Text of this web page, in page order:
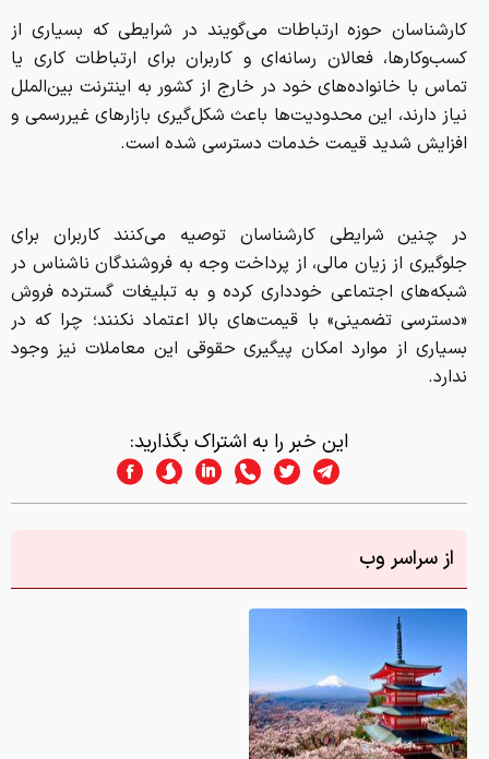
کارشناسان حوزه ارتباطات می‌گویند در شرایطی که بسیاری از
کسب‌وکارها، فعالان رسانه‌ای و کاربران برای ارتباطات کاری یا
تماس با خانواده‌های خود در خارج از کشور به اینترنت بین‌الملل
نیاز دارند، این محدودیت‌ها باعث شکل‌گیری بازارهای غیررسمی و
افزایش شدید قیمت خدمات دسترسی شده است.
در چنین شرایطی کارشناسان توصیه می‌کنند کاربران برای
جلوگیری از زیان مالی، از پرداخت وجه به فروشندگان ناشناس در
شبکه‌های اجتماعی خودداری کرده و به تبلیغات گسترده فروش
«دسترسی تضمینی» با قیمت‌های بالا اعتماد نکنند؛ چرا که در
بسیاری از موارد امکان پیگیری حقوقی این معاملات نیز وجود
ندارد.
این خبر را به اشتراک بگذارید:
از سراسر وب